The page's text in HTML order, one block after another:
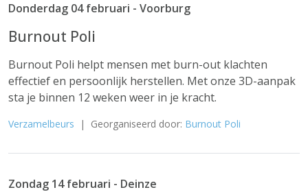
Donderdag 04 februari - Voorburg
Burnout Poli
Burnout Poli helpt mensen met burn-out klachten
effectief en persoonlijk herstellen. Met onze 3D-aanpak
sta je binnen 12 weken weer in je kracht.
Verzamelbeurs | Georganiseerd door: Burnout Poli
Zondag 14 februari - Deinze